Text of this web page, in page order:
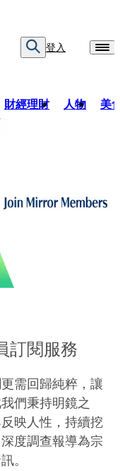
登入
財經理財 人物 美
訂閱服務
需回歸純粹，讓
們秉持明鏡之
映人性，持續挖
度調查報導為宗
。